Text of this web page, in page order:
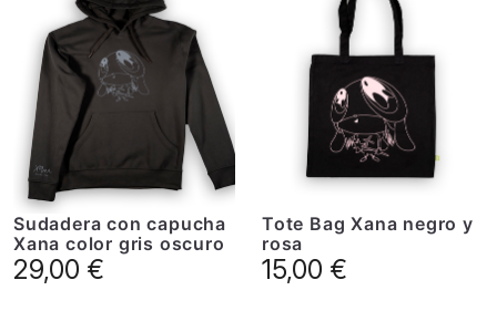
Sudadera con capucha
Xana color gris oscuro
29,00 €
Tote Bag Xana negro y
rosa
15,00 €